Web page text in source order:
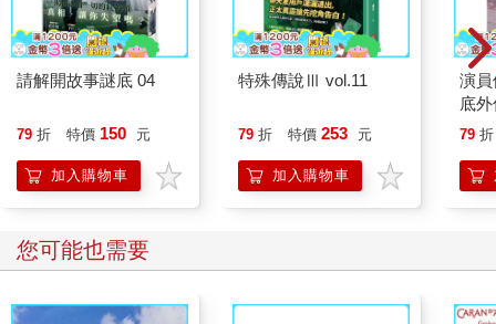
請解開故事謎底 04
79 折 特價 150 元
加入購物車
特殊傳說Ⅲ vol.11
79 折 特價 253 元
加入購物車
演
底
79 折
您可能也需要